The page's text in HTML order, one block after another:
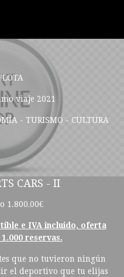
viaje 2021
- TURISMO - CULTURA
CARS - II
1.800,00€
e IVA incluido, oferta
reservas.
que no tuvieron ningún
el deportivo que tu elijas